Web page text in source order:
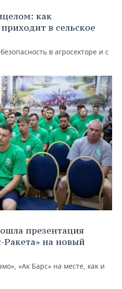
как
в сельское
в агросекторе и с
презентация
Ракета» на новый
«Ак Барс» на месте, как и